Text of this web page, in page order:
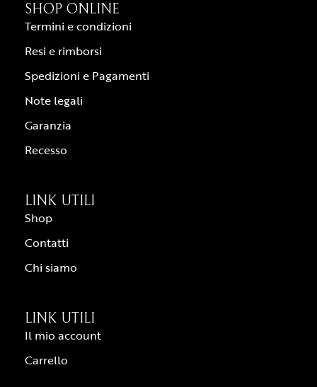
SHOP ONLINE
Termini e condizioni
Resi e rimborsi
Spedizioni e Pagamenti
Note legali
Garanzia
Recesso
LINK UTILI
Shop
Contatti
Chi siamo
LINK UTILI
Il mio account
Carrello